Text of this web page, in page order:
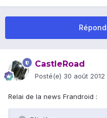
CastleRoad
Posté(e) 30 août 2012
Relai de la news Frandroid :